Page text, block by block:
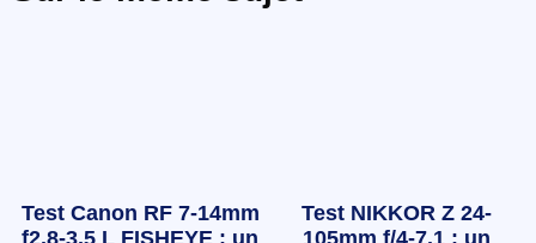
Test Canon RF 7-14mm
Test NIKKOR Z 24-